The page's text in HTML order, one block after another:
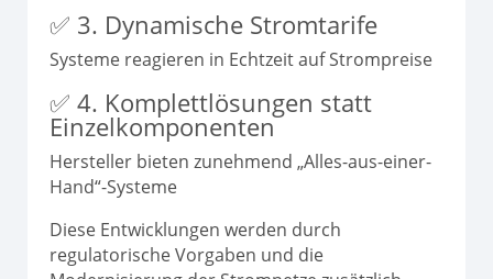
✅ 3. Dynamische Stromtarife
Systeme reagieren in Echtzeit auf Strompreise
✅ 4. Komplettlösungen statt
Einzelkomponenten
Hersteller bieten zunehmend „Alles-aus-einer-
Hand“-Systeme
Diese Entwicklungen werden durch
regulatorische Vorgaben und die